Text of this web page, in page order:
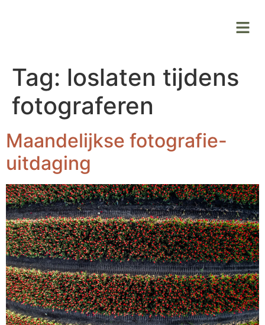
Tag: loslaten tijdens
fotograferen
Maandelijkse fotografie-
uitdaging